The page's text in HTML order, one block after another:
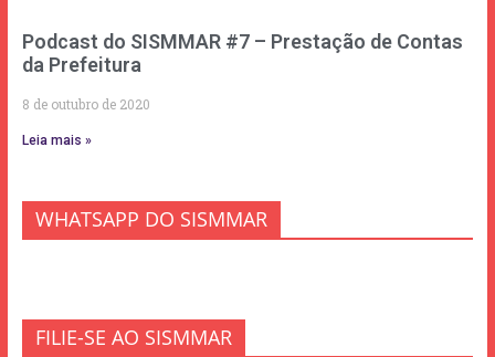
Podcast do SISMMAR #7 – Prestação de Contas
da Prefeitura
8 de outubro de 2020
Leia mais »
WHATSAPP DO SISMMAR
FILIE-SE AO SISMMAR